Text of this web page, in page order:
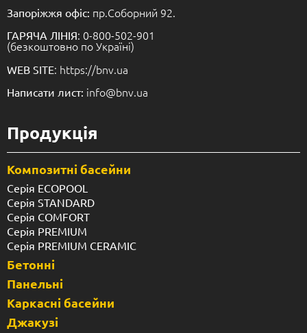
Запоріжжя офіс: пр.Соборний 92.
ГАРЯЧА ЛІНІЯ: 0-800-502-901
(безкоштовно по Україні)
WEB SITE: https://bnv.ua
Написати лист: info@bnv.ua
Продукція
Композитні басейни
Серія ECOPOOL
Серія STANDARD
Серія COMFORT
Серія PREMIUM
Серія PREMIUM CERAMIC
Бетонні
Панельні
Каркасні басейни
Джакузі